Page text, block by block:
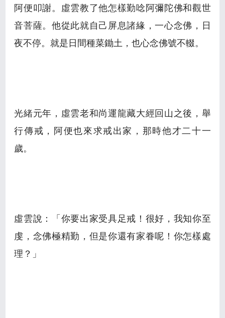
阿便叩謝。虛雲教了他怎樣勤唸阿彌陀佛和觀世
音菩薩。他從此就自己屏息諸緣，一心念佛，日
夜不停。就是日間種菜鋤土，也心念佛號不輟。
光緒元年，虛雲老和尚運龍藏大經回山之後，舉
行傳戒，阿便也來求戒出家，那時他才二十一
歲。
虛雲說：「你要出家受具足戒！很好，我知你至
虔，念佛極精勤，但是你還有家眷呢！你怎樣處
理？」